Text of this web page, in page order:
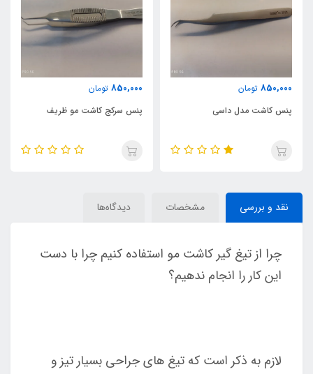
850,000 تومان
پنس کاشت مدل داسی
850,000 تومان
پنس سرکج کاشت مو ظریف
نقد و بررسی مشخصات دیدگاه‌ها
چرا از تیغ گیر کاشت مو استفاده کنیم چرا با دست
این کار را انجام ندهیم؟
لازم به ذکر است که تیغ های جراحی بسیار تیز و